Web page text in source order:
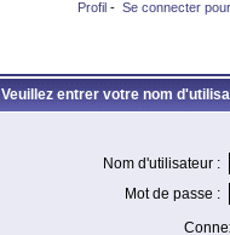
Profil - Se connecter
Veuillez entrer votre nom
Nom d'utilisateur :
Mot de passe :